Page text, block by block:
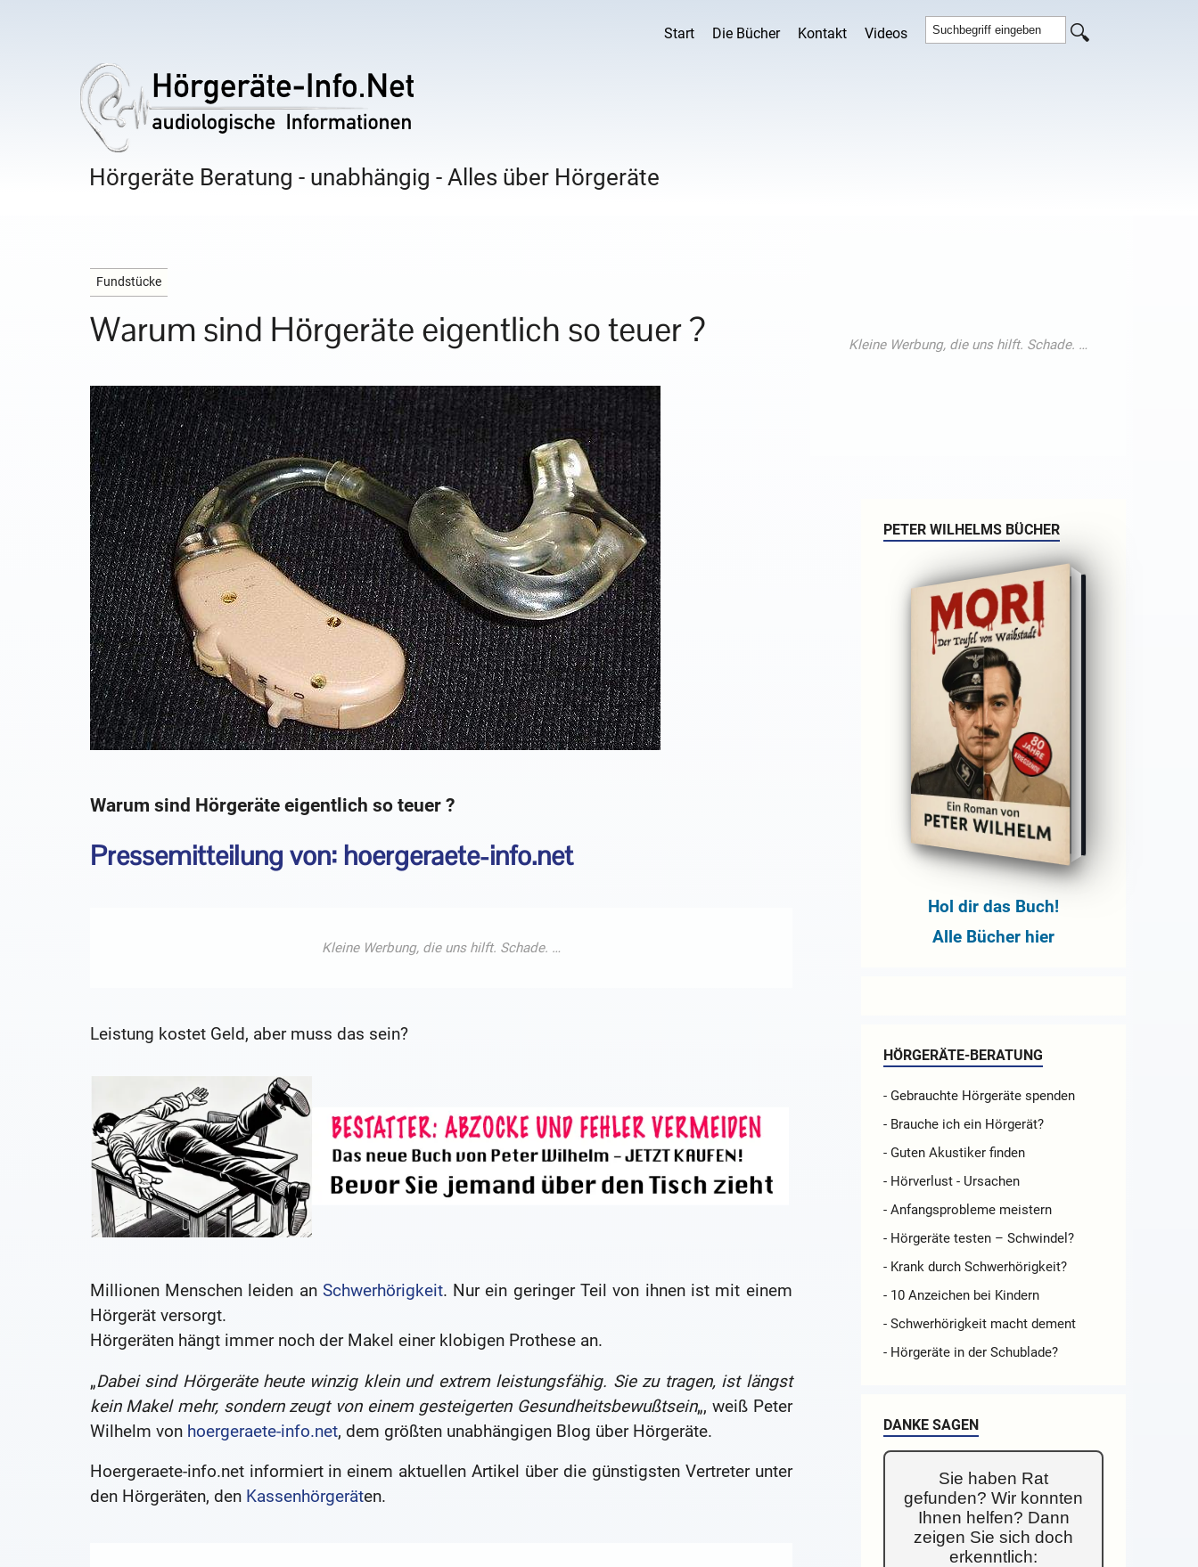
Start Die Bücher Kontakt Videos
Hörgeräte Beratung - unabhängig - Alles über Hörgeräte
Fundstücke
Warum sind Hörgeräte eigentlich so teuer ?
Warum sind Hörgeräte eigentlich so teuer ?
Pressemitteilung von: hoergeraete-info.net
Leistung kostet Geld, aber muss das sein?
Millionen Menschen leiden an Schwerhörigkeit. Nur ein geringer Teil von ihnen ist mit einem
Hörgerät versorgt.
Hörgeräten hängt immer noch der Makel einer klobigen Prothese an.
„Dabei sind Hörgeräte heute winzig klein und extrem leistungsfähig. Sie zu tragen, ist längst
kein Makel mehr, sondern zeugt von einem gesteigerten Gesundheitsbewußtsein„, weiß Peter
Wilhelm von hoergeraete-info.net, dem größten unabhängigen Blog über Hörgeräte.
Hoergeraete-info.net informiert in einem aktuellen Artikel über die günstigsten Vertreter unter
den Hörgeräten, den Kassenhörgeräten.
PETER WILHELMS BÜCHER
Hol dir das Buch!
Alle Bücher hier
HÖRGERÄTE-BERATUNG
- Gebrauchte Hörgeräte spenden
- Brauche ich ein Hörgerät?
- Guten Akustiker finden
- Hörverlust - Ursachen
- Anfangsprobleme meistern
- Hörgeräte testen – Schwindel?
- Krank durch Schwerhörigkeit?
- 10 Anzeichen bei Kindern
- Schwerhörigkeit macht dement
- Hörgeräte in der Schublade?
DANKE SAGEN
Sie haben Rat
gefunden? Wir konnten
Ihnen helfen? Dann
zeigen Sie sich doch
erkenntlich: